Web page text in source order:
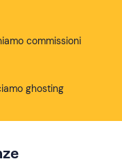
commissioni
ghosting